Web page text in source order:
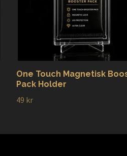
One Touch Magnetisk
Pack Holder
49 kr